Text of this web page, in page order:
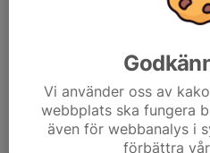
Vi använder oss av
webbplats ska fungera
även för webbanalys i
förbättra